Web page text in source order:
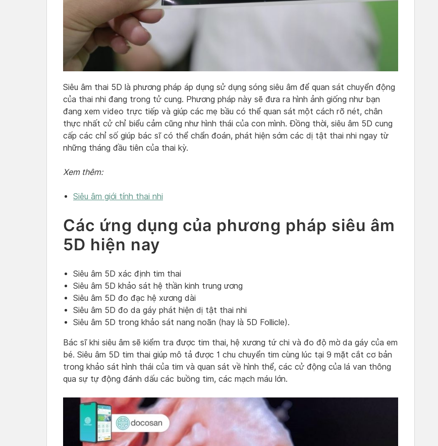
Siêu âm thai 5D là phương pháp áp dụng sử dụng sóng siêu âm để quan sát chuyển động
của thai nhi đang trong tử cung. Phương pháp này sẽ đưa ra hình ảnh giống như bạn
đang xem video trực tiếp và giúp các mẹ bầu có thể quan sát một cách rõ nét, chân
thực nhất cử chỉ biểu cảm cũng như hình thái của con mình. Đồng thời, siêu âm 5D cung
cấp các chỉ số giúp bác sĩ có thể chẩn đoán, phát hiện sớm các dị tật thai nhi ngay từ
những tháng đầu tiên của thai kỳ.
Xem thêm:
Siêu âm giới tính thai nhi
Các ứng dụng của phương pháp siêu âm
5D hiện nay
Siêu âm 5D xác định tim thai
Siêu âm 5D khảo sát hệ thần kinh trung ương
Siêu âm 5D đo đạc hệ xương dài
Siêu âm 5D đo da gáy phát hiện dị tật thai nhi
Siêu âm 5D trong khảo sát nang noãn (hay là 5D Follicle).
Bác sĩ khi siêu âm sẽ kiểm tra được tim thai, hệ xương tứ chi và đo độ mờ da gáy của em
bé. Siêu âm 5D tim thai giúp mô tả được 1 chu chuyển tim cùng lúc tại 9 mặt cắt cơ bản
trong khảo sát hình thái của tim và quan sát về hình thể, các cử động của lá van thông
qua sự tự động đánh dấu các buồng tim, các mạch máu lớn.